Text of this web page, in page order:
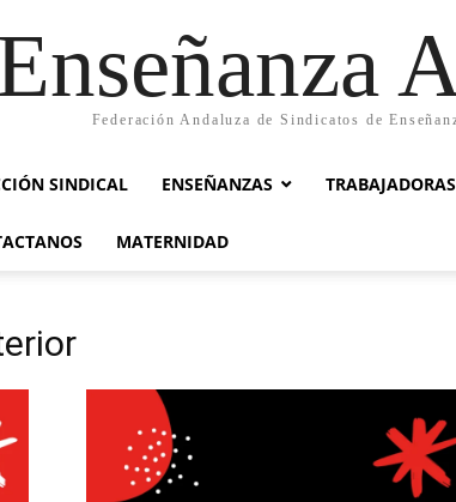
Federación Andaluza de Sindicatos de
SINDICAL ENSEÑANZAS TRABAJADORAS
MATERNIDAD